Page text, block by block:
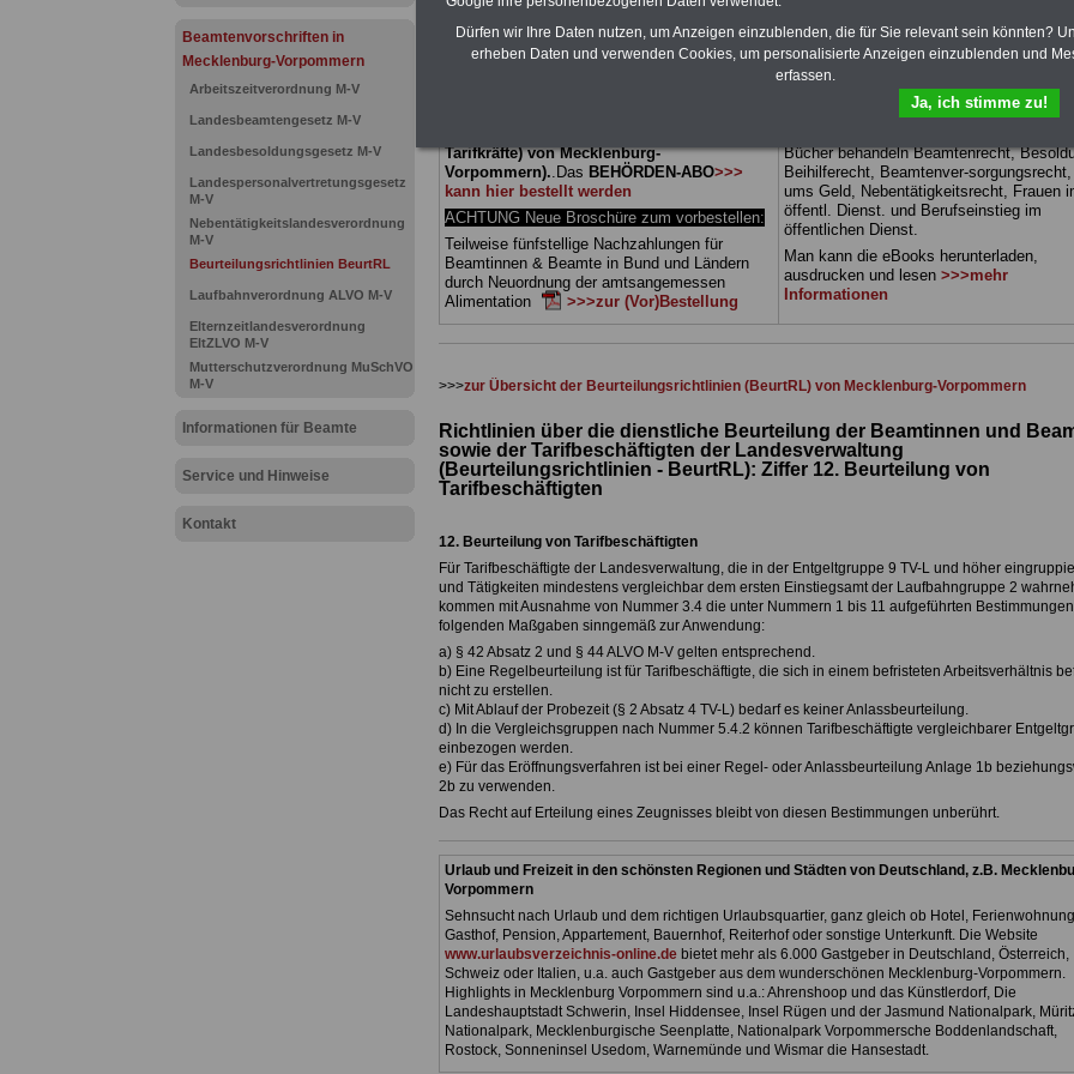
Beamtenvorschriften in
Mecklenburg-Vorpommern
Arbeitszeitverordnung M-V
Landesbeamtengesetz M-V
Landesbesoldungsgesetz M-V
Landespersonalvertretungsgesetz
M-V
Nebentätigkeitslandesverordnung
M-V
Beurteilungsrichtlinien BeurtRL
Laufbahnverordnung ALVO M-V
Elternzeitlandesverordnung
EltZLVO M-V
Mutterschutzverordnung MuSchVO
M-V
Informationen für Beamte
Service und Hinweise
Kontakt
und Beamte, Beamtenversorgungsrecht
(Bund/Länder) sowie Beihilferecht in Bund und
Tarifkräfte) von Mecklenburg-
Vorpommern).. Das BEHÖRDEN-ABO>>>
kann hier bestellt werden
ACHTUNG Neue Broschüre zum vorbestellen:
Teilweise fünfstellige Nachzahlungen für
Beamtinnen & Beamte in Bund und Ländern
durch Neuordnung der amtsangemessen
Alimentation
>>>zur (Vor)Bestellung
Themen für Beamte und dem
Dienst.Zum Komplett-preis von 15 Euro
Jahr können Sie zehn Bücher als eBook
herunterladen, auch für Beschäftigte -
und Tarifbeschäftigte - desLandes
Bücher behandeln Beamtenrecht,
Beihilferecht, Beamtenver-sorgungsrecht,
ums Geld, Nebentätigkeitsrecht, Frauen
öffentl. Dienst. und Berufseinstieg im
öffentlichen Dienst.
Man kann die eBooks herunterladen,
ausdrucken und lesen >>>mehr
Informationen
>>>zur Übersicht der Beurteilungsrichtlinien (BeurtRL) von Mecklenburg-Vorpommern
Richtlinien über die dienstliche Beurteilung der Beamtinnen und
sowie der Tarifbeschäftigten der Landesverwaltung
(Beurteilungsrichtlinien - BeurtRL): Ziffer 12. Beurteilung von
Tarifbeschäftigten
12. Beurteilung von Tarifbeschäftigten
Für Tarifbeschäftigte der Landesverwaltung, die in der Entgeltgruppe 9 TV-L und höher
und Tätigkeiten mindestens vergleichbar dem ersten Einstiegsamt der Laufbahngruppe 2
kommen mit Ausnahme von Nummer 3.4 die unter Nummern 1 bis 11 aufgeführten
folgenden Maßgaben sinngemäß zur Anwendung:
a) § 42 Absatz 2 und § 44 ALVO M-V gelten entsprechend.
b) Eine Regelbeurteilung ist für Tarifbeschäftigte, die sich in einem befristeten Arbeitsverhältnis
nicht zu erstellen.
c) Mit Ablauf der Probezeit (§ 2 Absatz 4 TV-L) bedarf es keiner Anlassbeurteilung.
d) In die Vergleichsgruppen nach Nummer 5.4.2 können Tarifbeschäftigte vergleichbarer
einbezogen werden.
e) Für das Eröffnungsverfahren ist bei einer Regel- oder Anlassbeurteilung Anlage 1b
2b zu verwenden.
Das Recht auf Erteilung eines Zeugnisses bleibt von diesen Bestimmungen unberührt.
Urlaub und Freizeit in den schönsten Regionen und Städten von Deutschland, z.B.
Vorpommern
Sehnsucht nach Urlaub und dem richtigen Urlaubsquartier, ganz gleich ob Hotel,
Gasthof, Pension, Appartement, Bauernhof, Reiterhof oder sonstige Unterkunft. Die Website
www.urlaubsverzeichnis-online.debietet mehr als 6.000 Gastgeber in Deutschland, Österreich,
Schweiz oder Italien, u.a. auch Gastgeber aus dem wunderschönen Mecklenburg-Vorpommern.
Highlights in Mecklenburg Vorpommern sind u.a.: Ahrenshoop und das Künstlerdorf, Die
Landeshauptstadt Schwerin, Insel Hiddensee, Insel Rügen und der Jasmund Nationalpark,
Nationalpark, Mecklenburgische Seenplatte, Nationalpark Vorpommersche Boddenlandschaft,
Rostock, Sonneninsel Usedom, Warnemünde und Wismar die Hansestadt.
Dürfen wir Ihre Daten nutzen, um Anzeigen einzublenden, die für Sie relevant sein könnten?
erheben Daten und verwenden Cookies, um personalisierte Anzeigen einzublenden und
erfassen.
Ja, ich stimme zu!